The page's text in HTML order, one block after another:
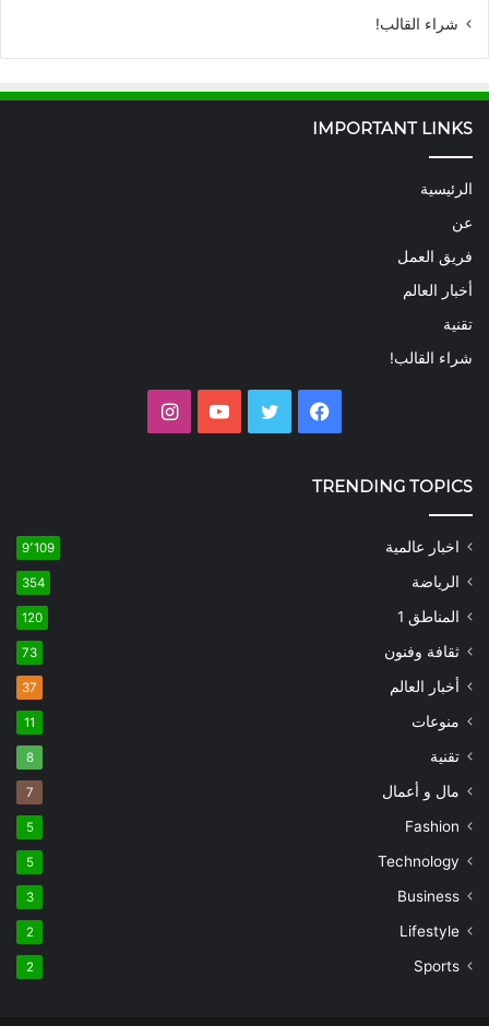
شراء القالب!
IMPORTANT LINKS
الرئيسية
عن
فريق العمل
أخبار العالم
تقنية
شراء القالب!
فيسبوك تويتر يوتيوب
TRENDING TOPICS
اخبار عالمية 9٬109
الرياضة 354
المناطق 1 120
ثقافة وفنون 73
أخبار العالم 37
منوعات 11
تقنية 8
مال و أعمال 7
Fashion
5
Technology
5
Business
3
Lifestyle
2
Sports
2